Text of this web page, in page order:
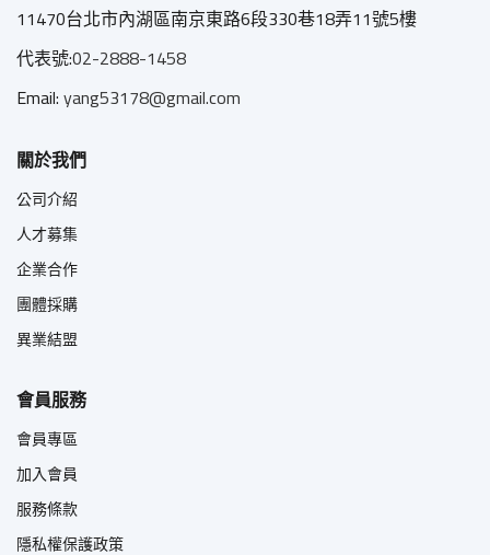
11470台北市內湖區南京東路6段330巷18弄11號5樓
代表號:02-2888-1458
Email:yang53178@gmail.com
關於我們
公司介紹
人才募集
企業合作
團體採購
異業結盟
會員服務
會員專區
加入會員
服務條款
隱私權保護政策